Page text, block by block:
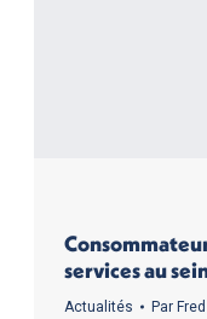
services au
Actualités Par